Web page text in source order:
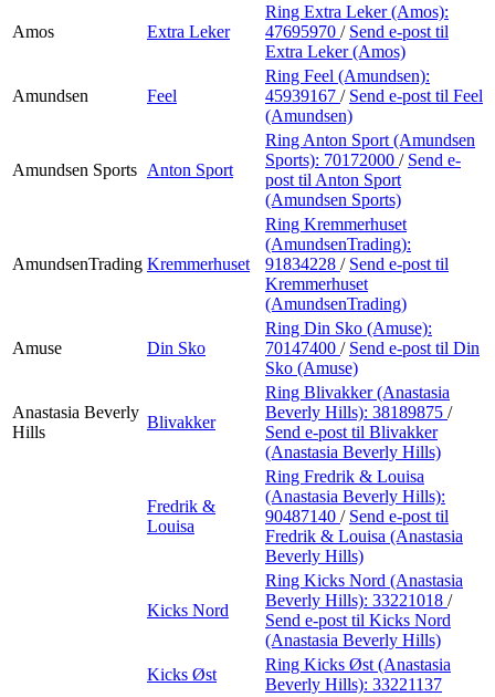
Amos Extra Leker
Ring Extra Leker (Amos):
47695970 / Send e-post til
Extra Leker (Amos)
Amundsen Feel
Ring Feel (Amundsen):
45939167 / Send e-post til Feel
(Amundsen)
Amundsen Sports Anton Sport
Ring Anton Sport (Amundsen
Sports): 70172000 / Send e-
post til Anton Sport
(Amundsen Sports)
AmundsenTrading Kremmerhuset
Ring Kremmerhuset
(AmundsenTrading):
91834228 / Send e-post til
Kremmerhuset
(AmundsenTrading)
Amuse Din Sko
Ring Din Sko (Amuse):
70147400 / Send e-post til Din
Sko (Amuse)
Anastasia Beverly
Hills
Blivakker
Ring Blivakker (Anastasia
Beverly Hills): 38189875 /
Send e-post til Blivakker
(Anastasia Beverly Hills)
Fredrik &
Louisa
Ring Fredrik & Louisa
(Anastasia Beverly Hills):
90487140 / Send e-post til
Fredrik & Louisa (Anastasia
Beverly Hills)
Kicks Nord
Ring Kicks Nord (Anastasia
Beverly Hills): 33221018 /
Send e-post til Kicks Nord
(Anastasia Beverly Hills)
Kicks Øst
Ring Kicks Øst (Anastasia
Beverly Hills): 33221137